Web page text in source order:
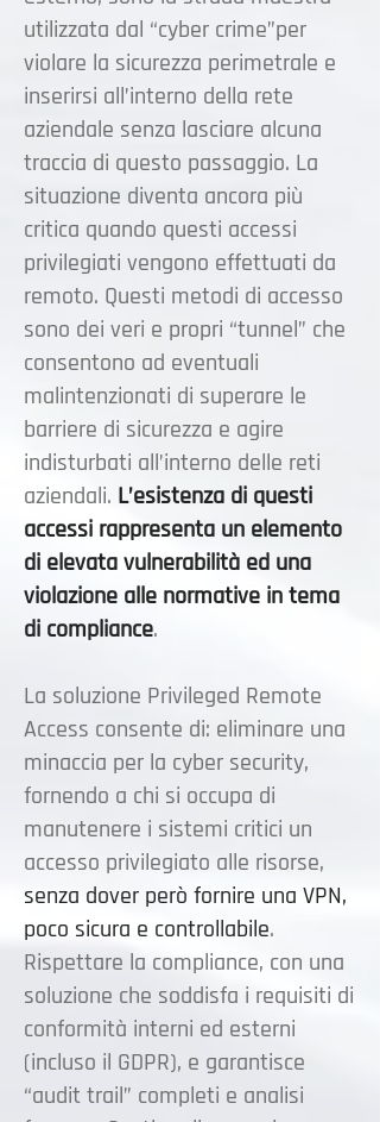
utilizzata dal “cyber crime”per
violare la sicurezza perimetrale e
inserirsi all’interno della rete
aziendale senza lasciare alcuna
traccia di questo passaggio. La
situazione diventa ancora più
critica quando questi accessi
privilegiati vengono effettuati da
remoto. Questi metodi di accesso
sono dei veri e propri “tunnel” che
consentono ad eventuali
malintenzionati di superare le
barriere di sicurezza e agire
indisturbati all’interno delle reti
aziendali. L’esistenza di questi
accessi rappresenta un elemento
di elevata vulnerabilità ed una
violazione alle normative in tema
di compliance.
La soluzione Privileged Remote
Access consente di: eliminare una
minaccia per la cyber security,
fornendo a chi si occupa di
manutenere i sistemi critici un
accesso privilegiato alle risorse,
senza dover però fornire una VPN,
poco sicura e controllabile.
Rispettare la compliance, con una
soluzione che soddisfa i requisiti di
conformità interni ed esterni
(incluso il GDPR), e garantisce
“audit trail” completi e analisi